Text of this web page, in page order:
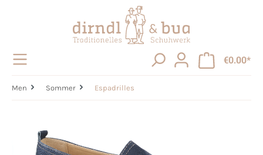
€0.00*
Men Sommer Espadrilles